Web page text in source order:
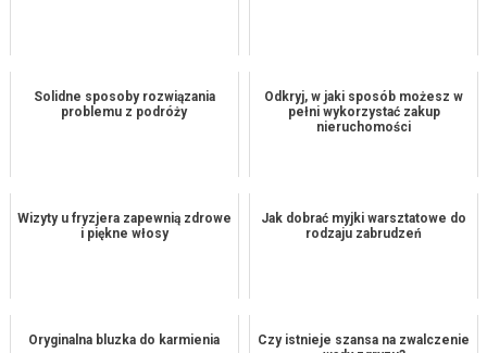
Solidne sposoby rozwiązania
problemu z podróży
Odkryj, w jaki sposób możesz w
pełni wykorzystać zakup
nieruchomości
Wizyty u fryzjera zapewnią zdrowe
i piękne włosy
Jak dobrać myjki warsztatowe do
rodzaju zabrudzeń
Oryginalna bluzka do karmienia
Czy istnieje szansa na zwalczenie